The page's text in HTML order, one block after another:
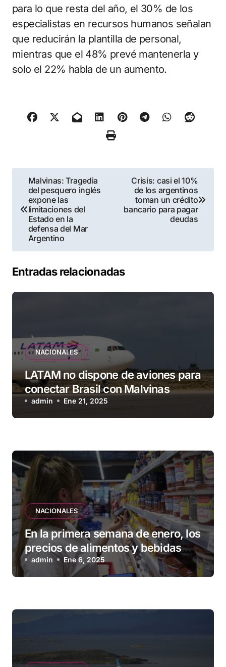
para lo que resta del año, el 30% de los
especialistas en recursos humanos señalan
que reducirán la plantilla de personal,
mientras que el 48% prevé mantenerla y
solo el 22% habla de un aumento.
Navegación
de
entradas
Malvinas: Tragedia
del pesquero inglés
expone las
limitaciones del
Estado en la
defensa del Mar
Argentino
Crisis: casi el 10%
de los argentinos
toman un crédito
bancario para pagar
deudas
Entradas relacionadas
NACIONALES
LATAM no dispone de aviones para
conectar Brasil con Malvinas
admin Ene 21, 2025
NACIONALES
En la primera semana de enero, los
precios de alimentos y bebidas
subieron 1,2 %
admin Ene 6, 2025